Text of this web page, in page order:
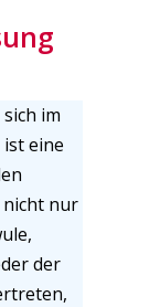
im
eine
nicht nur
der